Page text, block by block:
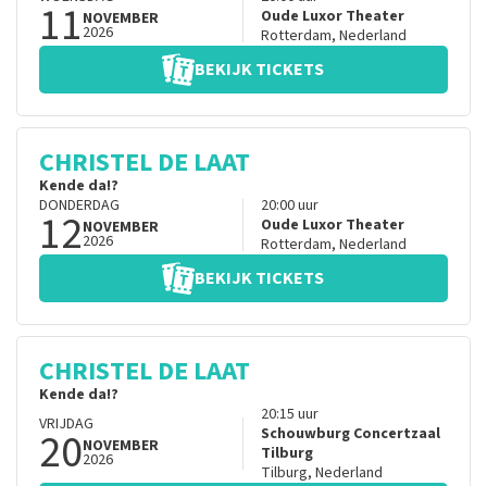
11 NOVEMBER
2026
Oude Luxor Theater
Rotterdam, Nederland
BEKIJK TICKETS
CHRISTEL DE LAAT
Kende da!?
DONDERDAG
12NOVEMBER
2026
20:00uur
Oude Luxor Theater
Rotterdam, Nederland
BEKIJK TICKETS
CHRISTEL DE LAAT
Kende da!?
VRIJDAG
20NOVEMBER
2026
20:15 uur
Schouwburg Concertzaal
Tilburg
Tilburg, Nederland